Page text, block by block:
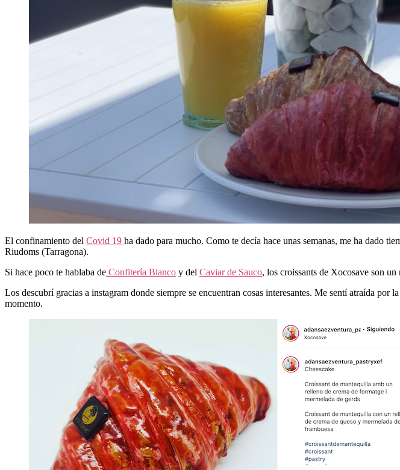
El confinamiento del Covid 19 ha dado para mucho. Como te decía hace unas semanas, me ha dado
Riudoms (Tarragona).
Si hace poco te hablaba de Confitería Blanco y del Caviar de Sauco, los croissants de Xocosave son
Los descubrí gracias a instagram donde siempre se encuentran cosas interesantes. Me sentí atraída
momento.